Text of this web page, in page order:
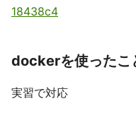
18438c4
dockerを使ったこ
実習で対応